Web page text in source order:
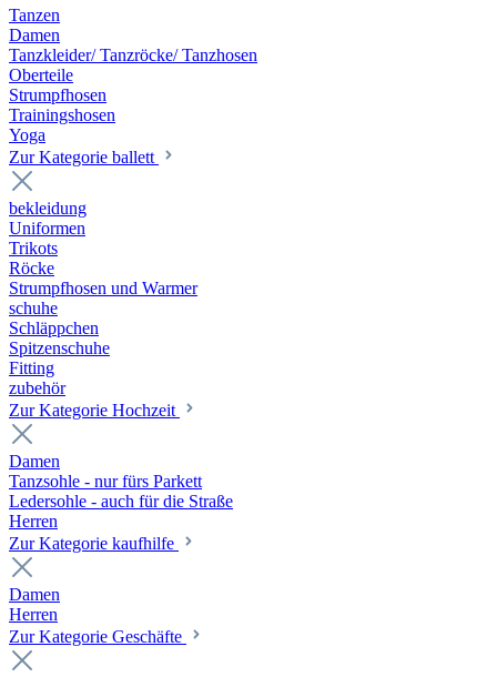
Tanzen
Damen
Tanzkleider/ Tanzröcke/ Tanzhosen
Oberteile
Strumpfhosen
Trainingshosen
Yoga
Zur Kategorie ballett
bekleidung
Uniformen
Trikots
Röcke
Strumpfhosen und Warmer
schuhe
Schläppchen
Spitzenschuhe
Fitting
zubehör
Zur Kategorie Hochzeit
Damen
Tanzsohle - nur fürs Parkett
Ledersohle - auch für die Straße
Herren
Zur Kategorie kaufhilfe
Damen
Herren
Zur Kategorie Geschäfte